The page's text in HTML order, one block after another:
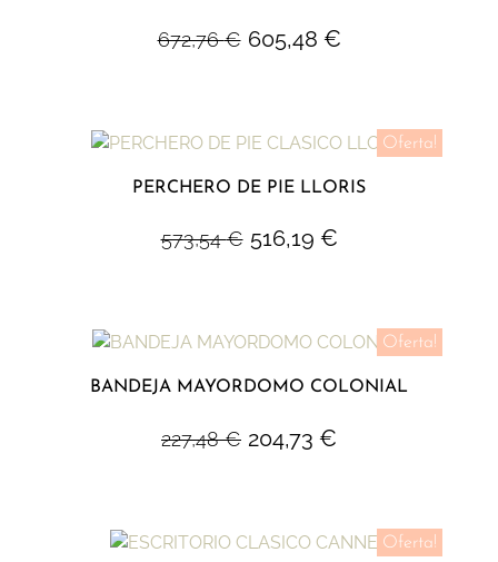
672,76€ 605,48 €
Oferta!
PERCHERO DE PIE LLORIS
573,54€ 516,19 €
Oferta!
BANDEJA MAYORDOMO COLONIAL
227,48€ 204,73 €
Oferta!